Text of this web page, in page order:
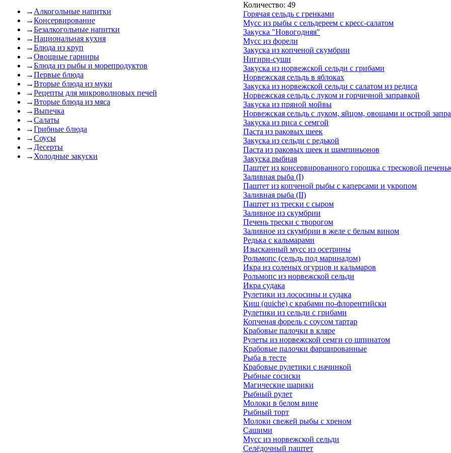
→ Алкогольные напитки
→Консервирование
→Безалкогольные напитки
→Национальная кухня
→Блюда из круп
→Овощные гарниры
→Блюда из рыбы и морепродуктов
→Первые блюда
→Вторые блюда из муки
→Рецепты для микроволновых печей
→Вторые блюда из мяса
→Выпечка
→Салаты
→Грибные блюда
→Соусы
→ Десерты
→ Холодные закуски
Количество: 49
Горячая сельдь с гренками
Мусс из рыбы с сельдереем с кресс-салатом
Закуска "Новогодняя"
Мусс из форели
Закуска из копченой скумбрии
Нигири-суши
Закуска из норвежской сельди с грибами
Норвежская сельдь в яблоках
Закуска из норвежской сельди с салатом из редиса
Норвежская сельдь с луком и горчичной заправкой
Закуска из пряной мойвы
Норвежская сельдь с луком, яйцом, овощами и острой
Закуска из риса с семгой
Паста из раковых шеек
Закуска из сельди с редькой
Паста из раковых шеек и шампиньонов
Закуска рыбная
Паштет из консервированного горошка с тресковой
Заливная рыба (I)
Паштет из копченой рыбы с каперсами и укропом
Заливная рыба (II)
Паштет из трески с сыром
Заливное из скумбрии
Печень трески с творогом
Заливное из скумбрии в желе с белым вином
Редька с кальмарами
Изысканный мусс из осетрины
Рольмопс (сельдь под маринадом)
Икра из соленых огурцов и кальмаров
Рольмопс из норвежской сельди
Икра судака
Рулетики из лососины и судака
Киш (quiche) с крабами по-флорентийски
Рулетики из сельди с грибами
Копченая форель с соусом тартар
Крабовые палочки в кляре
Рулеты из норвежской семги со шпинатом
Крабовые палочки фаршированные
Рыба в тесте
Крабовые рулетики с начинкой
Рыбные сосиски
Магические шарики
Рыбный рулет
Молоки в белом вине
Рыбный торт
Молоки свежей рыбы с хреном
Сашими
Мусс из норвежской сельди
Селёдочный паштет